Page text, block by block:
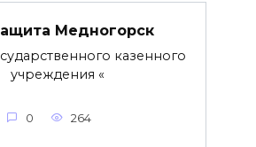
Медногорск
казенного
учреждения «
0 264